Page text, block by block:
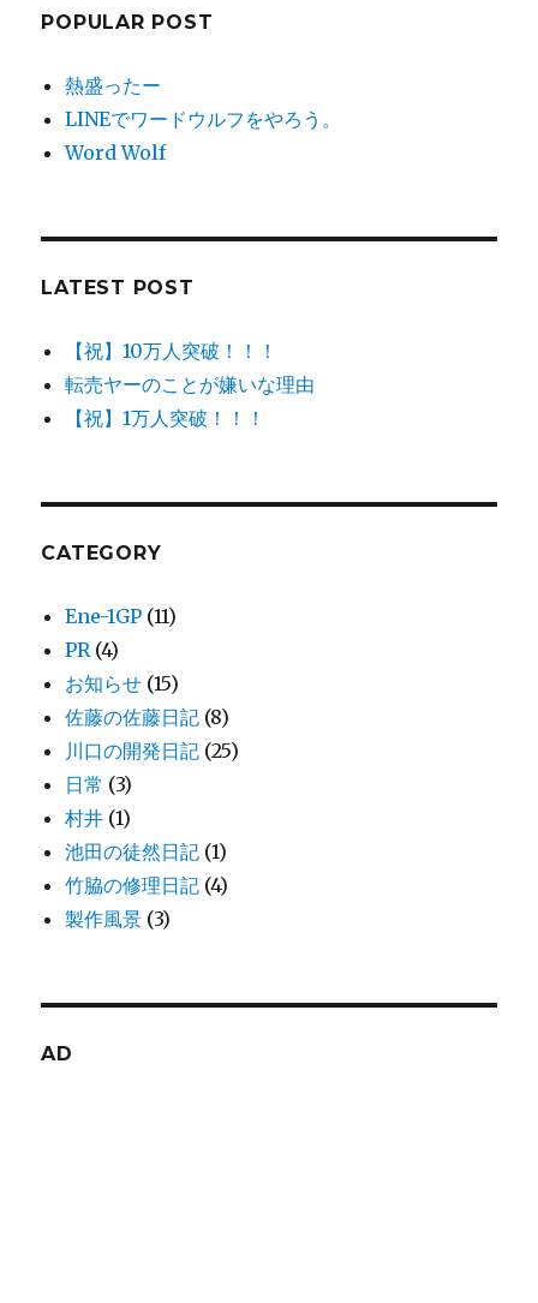
POPULAR POST
熱盛ったー
LINEでワードウルフをやろう。
Word Wolf
LATEST POST
【祝】10万人突破！！！
転売ヤーのことが嫌いな理由
【祝】1万人突破！！！
CATEGORY
Ene-1GP (11)
PR(4)
お知らせ (15)
佐藤の佐藤日記 (8)
川口の開発日記 (25)
日常 (3)
村井 (1)
池田の徒然日記 (1)
竹脇の修理日記 (4)
製作風景 (3)
AD